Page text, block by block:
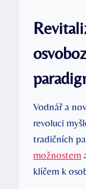
Vodnář a
revoluci
tradičních
možnostem
klíčem k